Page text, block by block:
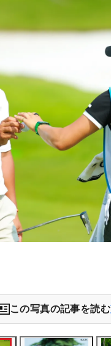
この写真の記事を読む